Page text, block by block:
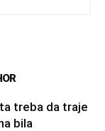
treba da traje
bila